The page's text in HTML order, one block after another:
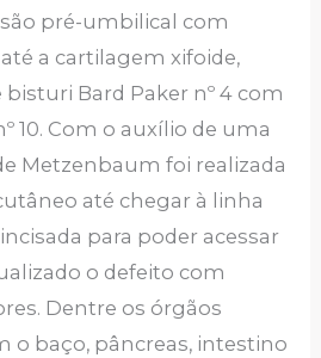
pré-umbilical com
a cartilagem xifoide,
Bard Paker nº 4 com
10. Com o auxílio de uma
Metzenbaum foi realizada
até chegar à linha
para poder acessar
o defeito com
Dentre os órgãos
o baço, pâncreas, intestino